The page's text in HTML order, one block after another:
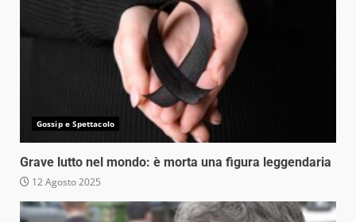
Gossip e Spettacolo
Grave lutto nel mondo: è morta una figura leggendaria
12 Agosto 2025